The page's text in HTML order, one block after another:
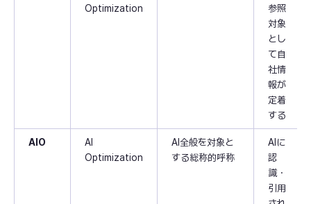
Optimization
参照
対象
とし
て自
社情
報が
定着
する
AIO
AI
Optimization
AI全般を対象と
する総称的呼称
AIに
認
識・
引用